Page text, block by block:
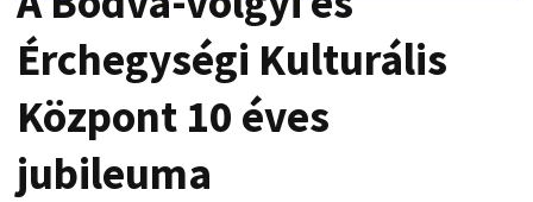
Érchegységi Kulturális
Központ 10 éves
jubileuma